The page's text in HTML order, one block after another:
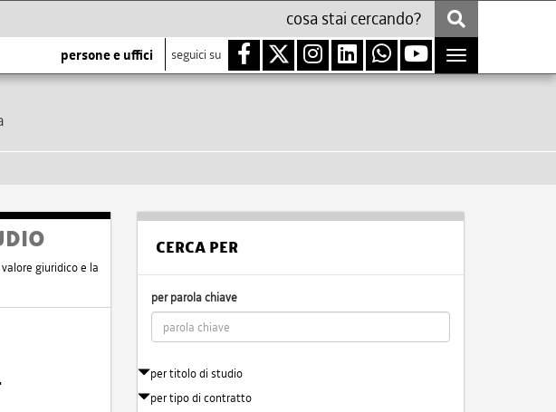
persone e uffici seguici su
Toggle
navigation
giuridico e la
CERCA PER
per parola chiave
per titolo di studio
per tipo di contratto